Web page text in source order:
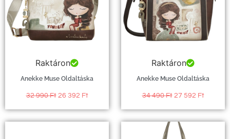
Raktáron
Anekke Muse Oldaltáska
32 990Ft 26 392 Ft
Raktáron
Anekke Muse Oldaltáska
34 490Ft 27 592 Ft